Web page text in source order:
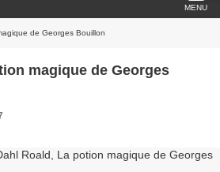
MENU
de Georges Bouillon
magique de Georges